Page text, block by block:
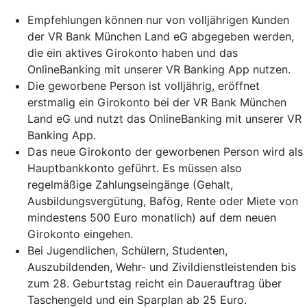
Empfehlungen können nur von volljährigen Kunden
der VR Bank München Land eG abgegeben werden,
die ein aktives Girokonto haben und das
OnlineBanking mit unserer VR Banking App nutzen.
Die geworbene Person ist volljährig, eröffnet
erstmalig ein Girokonto bei der VR Bank München
Land eG und nutzt das OnlineBanking mit unserer VR
Banking App.
Das neue Girokonto der geworbenen Person wird als
Hauptbankkonto geführt. Es müssen also
regelmäßige Zahlungseingänge (Gehalt,
Ausbildungsvergütung, Bafög, Rente oder Miete von
mindestens 500 Euro monatlich) auf dem neuen
Girokonto eingehen.
Bei Jugendlichen, Schülern, Studenten,
Auszubildenden, Wehr- und Zivildienstleistenden bis
zum 28. Geburtstag reicht ein Dauerauftrag über
Taschengeld und ein Sparplan ab 25 Euro.